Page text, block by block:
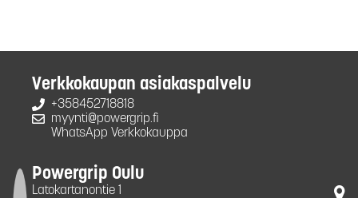
Verkkokaupan asiakaspalvelu
+358452718818
myynti@powergrip.fi
WhatsApp Verkkokauppa
Powergrip Oulu
Latokartanontie 1